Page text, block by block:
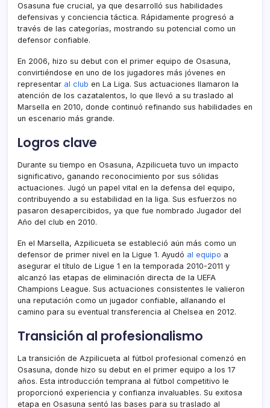
Osasuna fue crucial, ya que desarrolló sus habilidades
defensivas y conciencia táctica. Rápidamente progresó a
través de las categorías, mostrando su potencial como un
defensor confiable.
En 2006, hizo su debut con el primer equipo de Osasuna,
convirtiéndose en uno de los jugadores más jóvenes en
representar al club en La Liga. Sus actuaciones llamaron la
atención de los cazatalentos, lo que llevó a su traslado al
Marsella en 2010, donde continuó refinando sus habilidades en
un escenario más grande.
Logros clave
Durante su tiempo en Osasuna, Azpilicueta tuvo un impacto
significativo, ganando reconocimiento por sus sólidas
actuaciones. Jugó un papel vital en la defensa del equipo,
contribuyendo a su estabilidad en la liga. Sus esfuerzos no
pasaron desapercibidos, ya que fue nombrado Jugador del
Año del club en 2010.
En el Marsella, Azpilicueta se estableció aún más como un
defensor de primer nivel en la Ligue 1. Ayudó al equipo a
asegurar el título de Ligue 1 en la temporada 2010-2011 y
alcanzó las etapas de eliminación directa de la UEFA
Champions League. Sus actuaciones consistentes le valieron
una reputación como un jugador confiable, allanando el
camino para su eventual transferencia al Chelsea en 2012.
Transición al profesionalismo
La transición de Azpilicueta al fútbol profesional comenzó en
Osasuna, donde hizo su debut en el primer equipo a los 17
años. Esta introducción temprana al fútbol competitivo le
proporcionó experiencia y confianza invaluables. Su exitosa
etapa en Osasuna sentó las bases para su traslado al